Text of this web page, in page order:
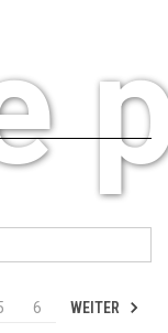
6 WEITER